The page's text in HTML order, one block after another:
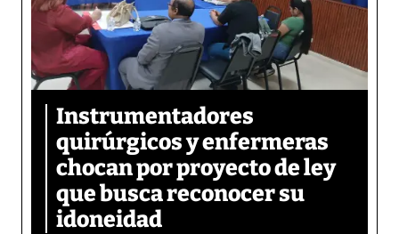
Instrumentadores
quirúrgicos y enfermeras
chocan por proyecto de ley
que busca reconocer su
idoneidad